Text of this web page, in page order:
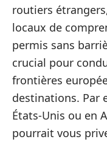
routiers
locaux de
permis sans
crucial pour
frontières
destinations. Par
États-Unis ou en
pourrait vous